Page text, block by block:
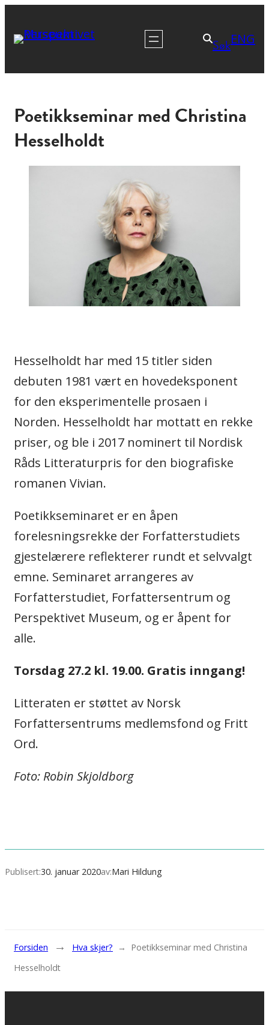
SøkENG
Poetikkseminar med Christina
Hesselholdt
Hesselholdt har med 15 titler siden
debuten 1981 vært en hovedeksponent
for den eksperimentelle prosaen i
Norden. Hesselholdt har mottatt en rekke
priser, og ble i 2017 nominert til Nordisk
Råds Litteraturpris for den biografiske
romanen Vivian.
Poetikkseminaret er en åpen
forelesningsrekke der Forfatterstudiets
gjestelærere reflekterer rundt et selvvalgt
emne. Seminaret arrangeres av
Forfatterstudiet, Forfattersentrum og
Perspektivet Museum, og er åpent for
alle.
Torsdag 27.2 kl. 19.00. Gratis inngang!
Litteraten er støttet av Norsk
Forfattersentrums medlemsfond og Fritt
Ord.
Foto: Robin Skjoldborg
Publisert:30. januar 2020av:Mari Hildung
Forsiden → Hva skjer? → Poetikkseminar med Christina
Hesselholdt